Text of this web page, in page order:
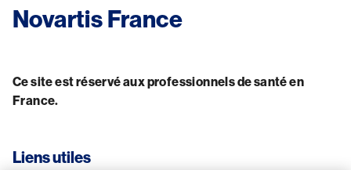
Novartis France
Ce site est réservé aux professionnels de santé en
France.
Liens utiles